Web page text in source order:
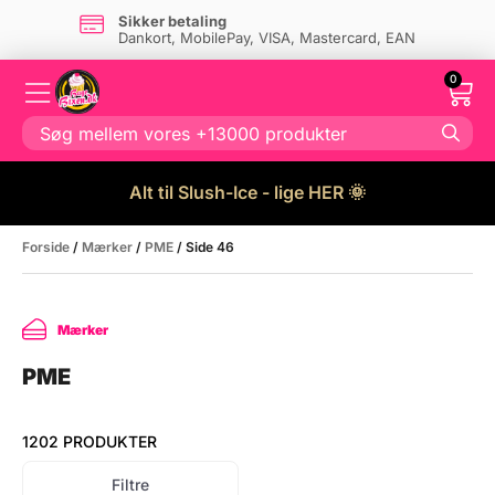
Sikker betaling
Dankort, MobilePay, VISA, Mastercard, EAN
0
Alt til Slush-Ice - lige HER 🌞
Forside / Mærker / PME / Side 46
Mærker
PME
1202 PRODUKTER
Filtre